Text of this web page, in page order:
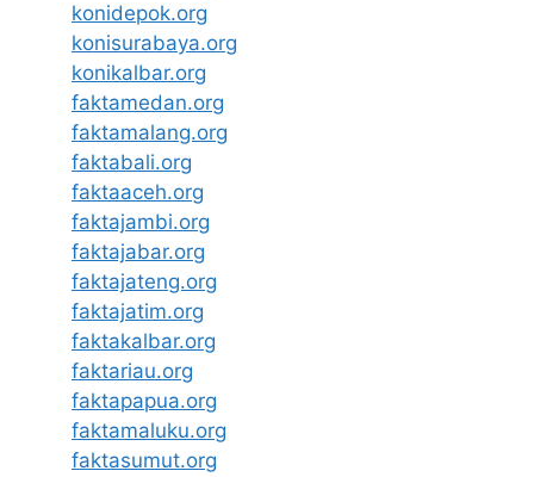
konidepok.org
konisurabaya.org
konikalbar.org
faktamedan.org
faktamalang.org
faktabali.org
faktaaceh.org
faktajambi.org
faktajabar.org
faktajateng.org
faktajatim.org
faktakalbar.org
faktariau.org
faktapapua.org
faktamaluku.org
faktasumut.org